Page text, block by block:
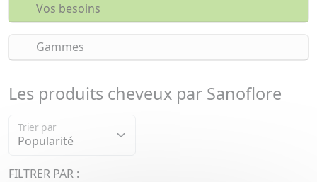
Vos besoins
Gammes
Les produits cheveux par Sanoflore
Trier par
FILTRER PAR :